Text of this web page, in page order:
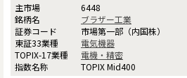
6448
ブラザー工業
市場第一部（内国株）
電気機器
電機・精密
TOPIX Mid400